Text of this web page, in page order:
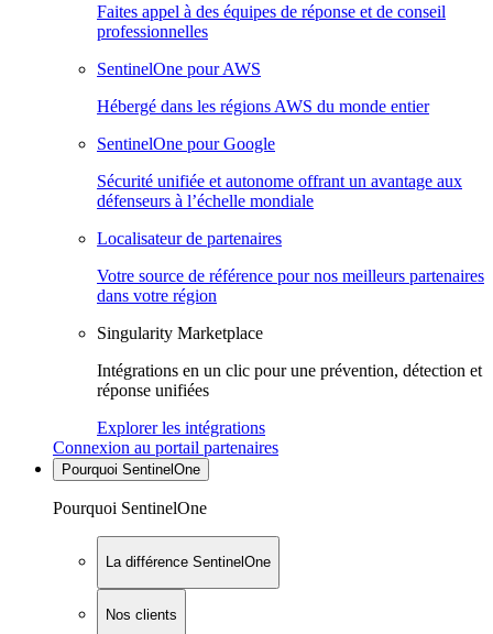
Faites appel à des équipes de réponse et de conseil
professionnelles
SentinelOne pour AWS
Hébergé dans les régions AWS du monde entier
SentinelOne pour Google
Sécurité unifiée et autonome offrant un avantage aux
défenseurs à l’échelle mondiale
Localisateur de partenaires
Votre source de référence pour nos meilleurs partenaires
dans votre région
Singularity Marketplace
Intégrations en un clic pour une prévention, détection et
réponse unifiées
Explorer les intégrations
Connexion au portail partenaires
Pourquoi SentinelOne
Pourquoi SentinelOne
La différence SentinelOne
Nos clients